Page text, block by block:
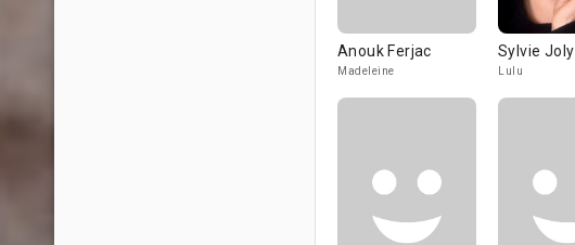
Anouk Ferjac
Madeleine
Sylvie Joly
Lulu